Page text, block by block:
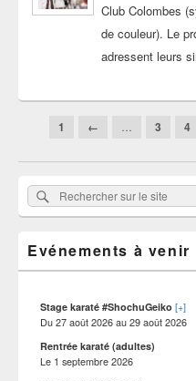
Club Colombes
de couleur). Le
adressent leurs
Navigation
les
articles
1 ← 3 4
Zone
principale
de
pour
Rechercher :
Rechercher
sur
site
Evénements à venir
Stage karaté #ShochuGeiko [+]
Du27 août 2026au29 août 2026
Rentrée karaté (adultes)
Le 1 septembre 2026